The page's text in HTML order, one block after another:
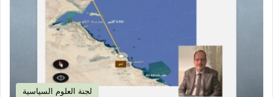
لجنة العلوم السياسية